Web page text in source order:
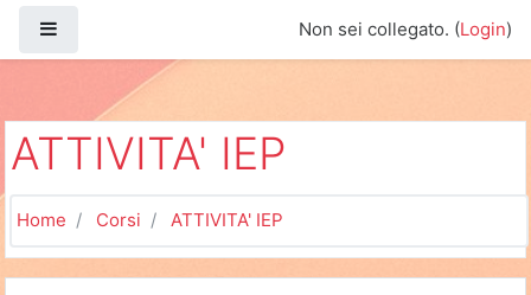
Non sei collegato. (Login)
ATTIVITA' IEP
Home Corsi ATTIVITA' IEP